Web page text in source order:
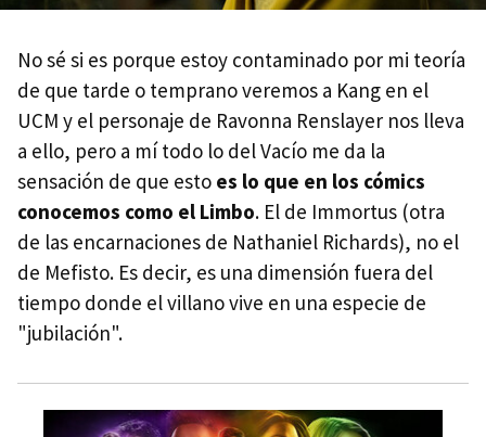
No sé si es porque estoy contaminado por mi teoría
de que tarde o temprano veremos a Kang en el
UCM y el personaje de Ravonna Renslayer nos lleva
a ello, pero a mí todo lo del Vacío me da la
sensación de que esto es lo que en los cómics
conocemos como el Limbo. El de Immortus (otra
de las encarnaciones de Nathaniel Richards), no el
de Mefisto. Es decir, es una dimensión fuera del
tiempo donde el villano vive en una especie de
"jubilación".